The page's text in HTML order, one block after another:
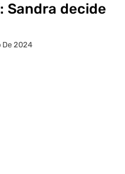
Sandra decide
De 2024